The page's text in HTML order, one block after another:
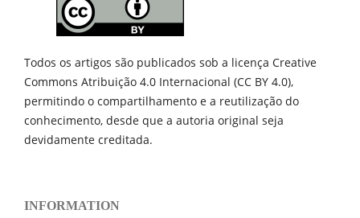
Todos os artigos são publicados sob a licença Creative
Commons Atribuição 4.0 Internacional (CC BY 4.0),
permitindo o compartilhamento e a reutilização do
conhecimento, desde que a autoria original seja
devidamente creditada.
INFORMATION